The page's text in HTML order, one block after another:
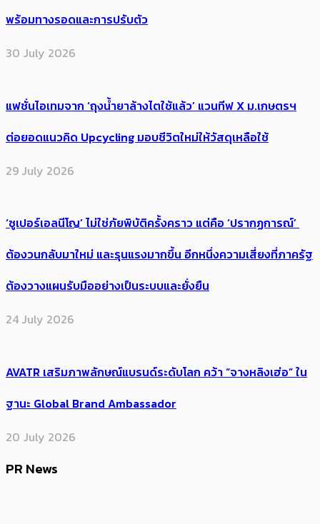
พร้อมทางรอดและการปรับตัว
30 July 2026
แฟชั่นไอเทมจาก ‘ถุงน้ำยาล้างไตใช้แล้ว’ แวนทีฟ X ม.เกษตรฯ
ต่อยอดแนวคิด Upcycling มอบชีวิตใหม่ให้วัสดุเหลือใช้
29 July 2026
‘ซูเปอร์เอลนีโญ’ ไม่ใช่ภัยพิบัติครั้งคราว แต่คือ ‘ปรากฏการณ์’ ​
ต้อง​วนกลับมาใหม่ และรุนแรงมากขึ้น อีกหนึ่งความเสี่ยงที่ภาครัฐ
ต้องวางแผนรับมืออย่างเป็นระบบและยั่งยืน
24 July 2026
AVATR เสริมภาพลักษณ์แบรนด์ระดับโลก คว้า “จางหลิงเฮ่อ” ใน
ฐานะ Global Brand Ambassador
20 July 2026
PR News